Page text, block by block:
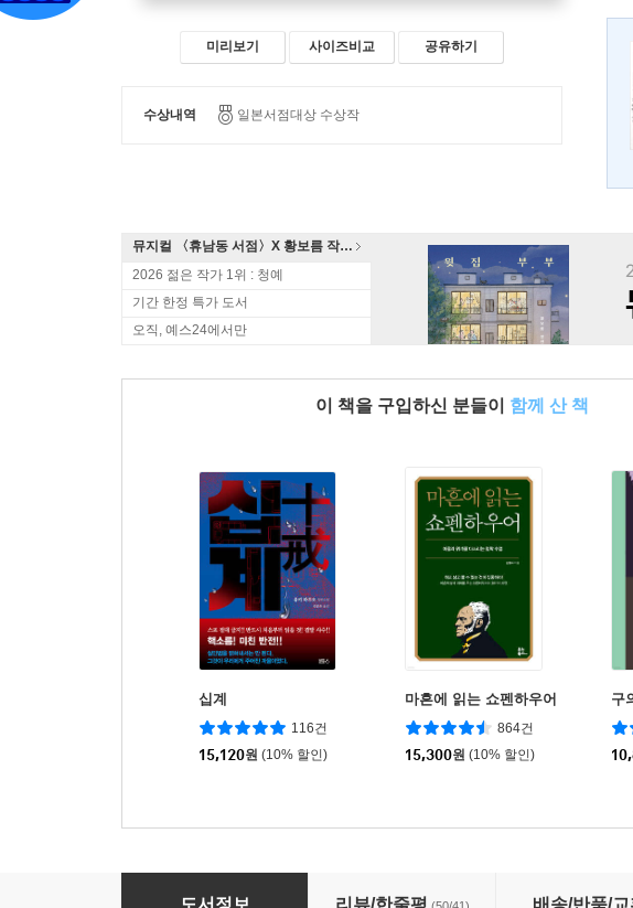
미리보기 사이즈비교 공유하기
수상내역 일본서점대상 수상작
뮤지컬 〈휴남동 서점〉X 황보름 작가 북토크
2026 젊은 작가 1위 : 청예
기간 한정 특가 도서
오직, 예스24에서만
이 책을 구입하신 분들이 함께 산 책
십계
116건
15,120원 (10% 할인)
마흔에 읽는 쇼펜하우어
864건
15,300원 (10% 할인)
구
유리탑의 살인
도서정보 리뷰/한줄평 배송/반품/